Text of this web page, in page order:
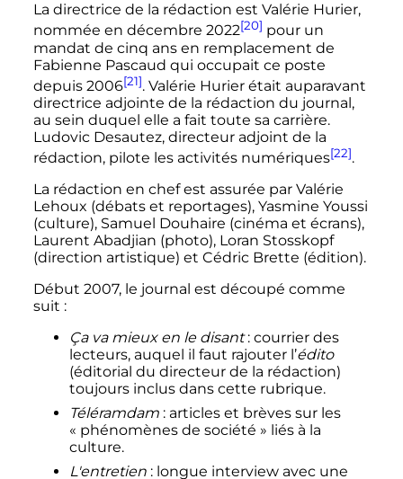
La directrice de la rédaction est Valérie Hurier,
nommée en décembre 2022[20] pour un
mandat de cinq ans en remplacement de
Fabienne Pascaud qui occupait ce poste
depuis 2006[21]. Valérie Hurier était auparavant
directrice adjointe de la rédaction du journal,
au sein duquel elle a fait toute sa carrière.
Ludovic Desautez, directeur adjoint de la
rédaction, pilote les activités numériques[22].
La rédaction en chef est assurée par Valérie
Lehoux (débats et reportages), Yasmine Youssi
(culture), Samuel Douhaire (cinéma et écrans),
Laurent Abadjian (photo), Loran Stosskopf
(direction artistique) et Cédric Brette (édition).
Début 2007, le journal est découpé comme
suit :
Ça va mieux en le disant : courrier des
lecteurs, auquel il faut rajouter l’édito
(éditorial du directeur de la rédaction)
toujours inclus dans cette rubrique.
Téléramdam : articles et brèves sur les
« phénomènes de société » liés à la
culture.
L'entretien : longue interview avec une